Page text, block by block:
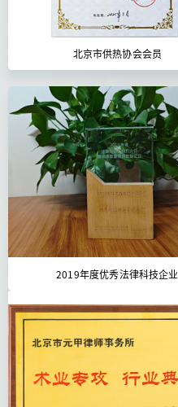
北京市供热协会会员
2019年度优秀法律科技企业